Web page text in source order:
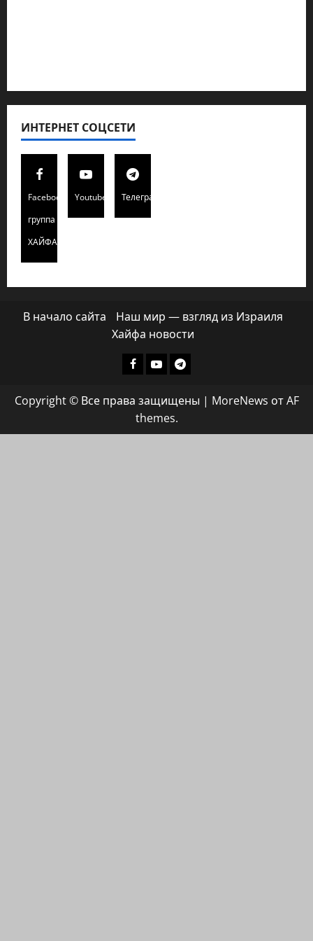
ИНТЕРНЕТ СОЦСЕТИ
Facebook
группа
ХАЙФАИНФО
Youtube Телеграмм
В начало сайта
Наш мир — взгляд из Израиля
Хайфа новости
Facebook
ХАЙФАИНФО
YoutubeТелеграмм
Copyright © Все права защищены | MoreNews от AF
themes.